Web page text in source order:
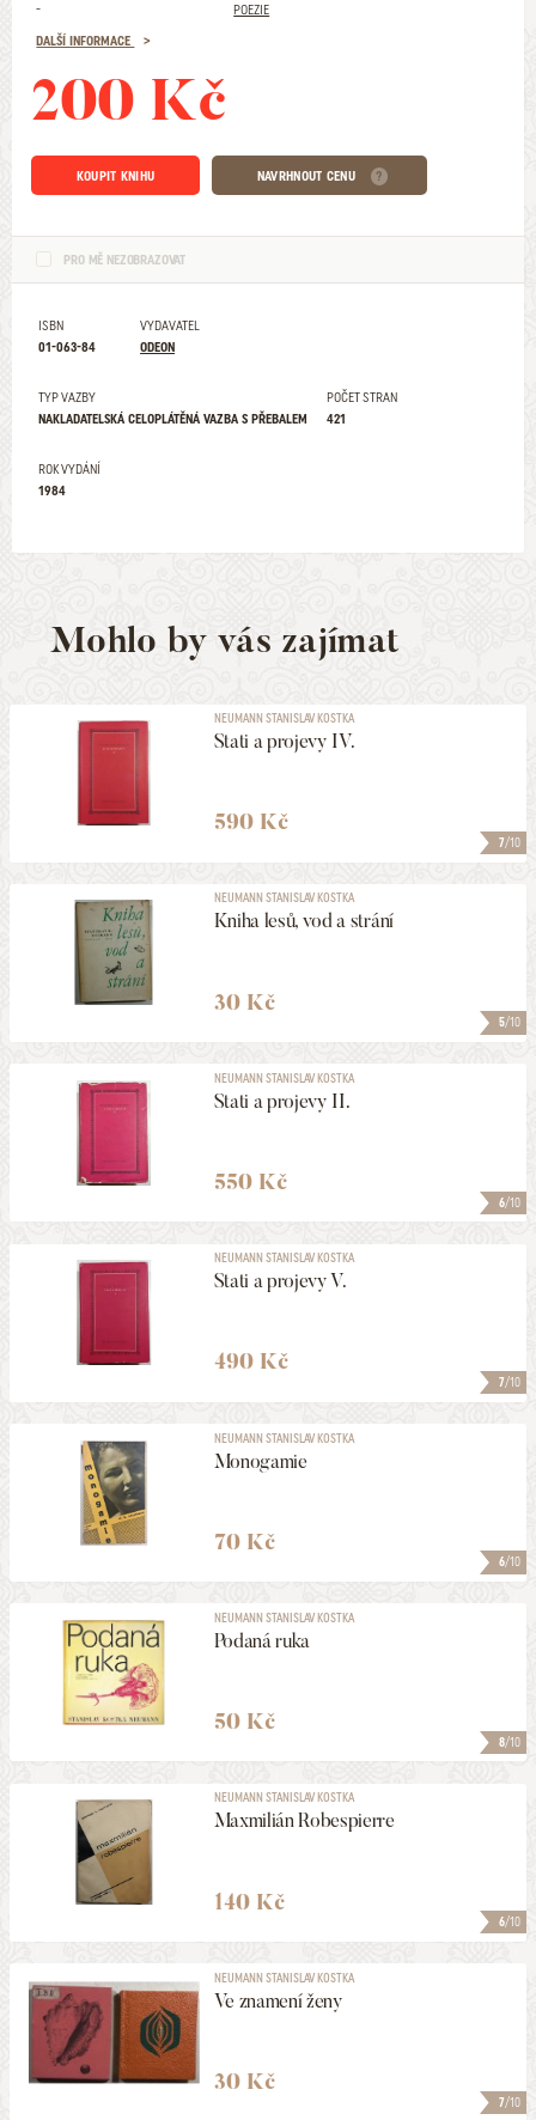
-
POEZIE
DALŠÍ INFORMACE
200 Kč
KOUPIT KNIHU NAVRHNOUT CENU
PRO MĚ NEZOBRAZOVAT
ISBN
01-063-84
VYDAVATEL
ODEON
TYP VAZBY
NAKLADATELSKÁ CELOPLÁTĚNÁ VAZBA S PŘEBALEM
POČET STRAN
421
ROK VYDÁNÍ
1984
Mohlo by vás zajímat
7/10
NEUMANN STANISLAV KOSTKA
Stati a projevy IV.
590 Kč
5/10
NEUMANN STANISLAV KOSTKA
Kniha lesů, vod a strání
30 Kč
6/10
NEUMANN STANISLAV KOSTKA
Stati a projevy II.
550 Kč
7/10
NEUMANN STANISLAV KOSTKA
Stati a projevy V.
490 Kč
6/10
NEUMANN STANISLAV KOSTKA
Monogamie
70 Kč
8/10
NEUMANN STANISLAV KOSTKA
Podaná ruka
50 Kč
6/10
NEUMANN STANISLAV KOSTKA
Maxmilián Robespierre
140 Kč
7/10
NEUMANN STANISLAV KOSTKA
Ve znamení ženy
30 Kč